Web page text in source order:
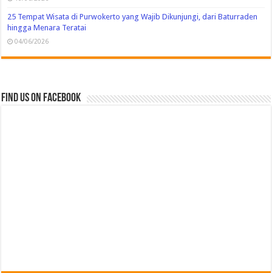
25 Tempat Wisata di Purwokerto yang Wajib Dikunjungi, dari Baturraden
hingga Menara Teratai
04/06/2026
Find us on Facebook